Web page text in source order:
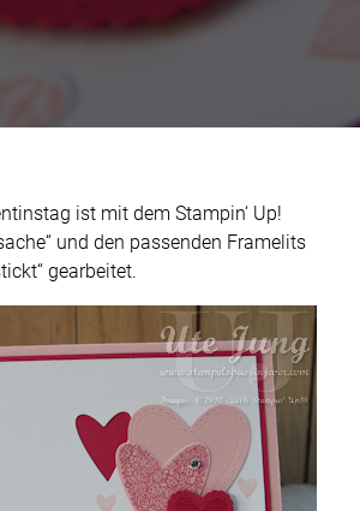
ist mit dem Stampin‘ Up!
und den passenden Framelits
gearbeitet.